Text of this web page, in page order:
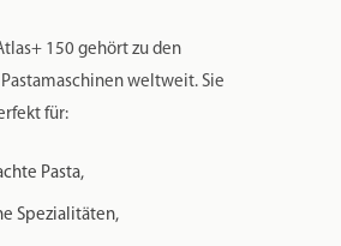
150 gehört zu den
weltweit. Sie
für:
Pasta,
Spezialitäten,